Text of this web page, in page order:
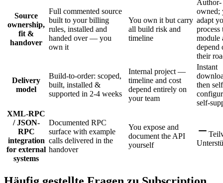
Source
ownership,
fit &
handover
Full commented source
built to your billing
rules, installed and
handed over — you
own it
You own it but carry
all build risk and
timeline
Author-
owned;
adapt
process
module
depend
their
Delivery
model
Build-to-order: scoped,
built, installed &
supported in 2-4 weeks
Internal project —
timeline and cost
depend entirely on
your team
Instant
then
self-
XML-RPC
/ JSON-
RPC
integration
for external
systems
Documented RPC
surface with example
calls delivered in the
handover
You expose and
document the API
yourself